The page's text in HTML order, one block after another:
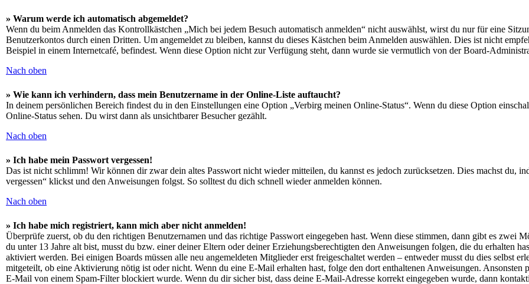
» Warum werde ich automatisch abgemeldet?
Wenn du beim Anmelden das Kontrollkästchen „Mich bei jedem Besuch automatisch anmelden“ nicht auswählst, wirst du nur für eine
Benutzerkontos durch einen Dritten. Um angemeldet zu bleiben, kannst du dieses Kästchen beim Anmelden auswählen. Dies ist nicht
Beispiel in einem Internetcafé, befindest. Wenn diese Option nicht zur Verfügung steht, dann wurde sie vermutlich von der Board-
Nach oben
» Wie kann ich verhindern, dass mein Benutzername in der Online-Liste auftaucht?
In deinem persönlichen Bereich findest du in den Einstellungen eine Option „Verbirg meinen Online-Status“. Wenn du diese Option
Online-Status sehen. Du wirst dann als unsichtbarer Besucher gezählt.
Nach oben
» Ich habe mein Passwort vergessen!
Das ist nicht schlimm! Wir können dir zwar dein altes Passwort nicht wieder mitteilen, du kannst es jedoch zurücksetzen. Dies machst du,
vergessen“ klickst und den Anweisungen folgst. So solltest du dich schnell wieder anmelden können.
Nach oben
» Ich habe mich registriert, kann mich aber nicht anmelden!
Überprüfe zuerst, ob du den richtigen Benutzernamen und das richtige Passwort eingegeben hast. Wenn diese stimmen, dann gibt es zwei
du unter 13 Jahre alt bist, musst du bzw. einer deiner Eltern oder deiner Erziehungsberechtigten den Anweisungen folgen, die du erhalten
aktiviert werden. Bei einigen Boards müssen alle neu angemeldeten Mitglieder erst freigeschaltet werden – entweder musst du dies selbst
mitgeteilt, ob eine Aktivierung nötig ist oder nicht. Wenn du eine E-Mail erhalten hast, folge den dort enthaltenen Anweisungen.
E-Mail von einem Spam-Filter blockiert wurde. Wenn du dir sicher bist, dass deine E-Mail-Adresse korrekt eingegeben wurde, dann